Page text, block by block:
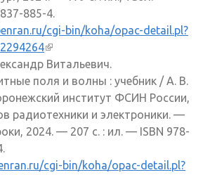
885-4.
cgi-bin/koha/opac-detail.pl?
(внешняя ссылка)
Витальевич.
поля и волны : учебник / А. В.
институт ФСИН России,
радиотехники и электроники. —
2024. — 207 с. : ил. — ISBN 978-
cgi-bin/koha/opac-detail.pl?